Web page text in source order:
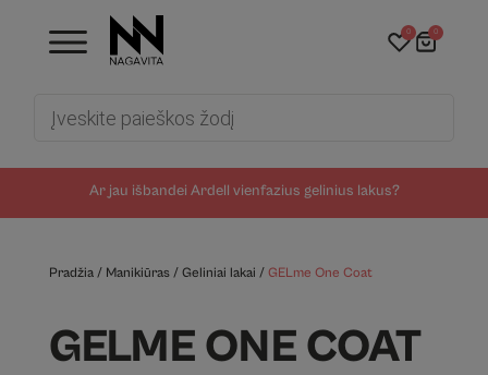
Ar jau išbandei Ardell vienfazius gelinius lakus?
0 0
Pradžia/ Manikiūras/ Geliniai lakai / GELme One Coat
GELME ONE COAT